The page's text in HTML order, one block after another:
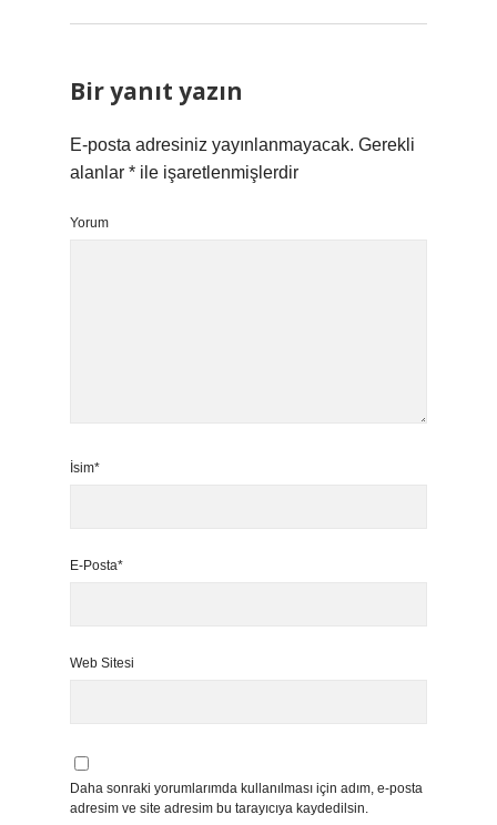
Bir yanıt yazın
E-posta adresiniz yayınlanmayacak. Gerekli
alanlar * ile işaretlenmişlerdir
Yorum
İsim*
E-Posta*
Web Sitesi
Daha sonraki yorumlarımda kullanılması için adım, e-posta
adresim ve site adresim bu tarayıcıya kaydedilsin.